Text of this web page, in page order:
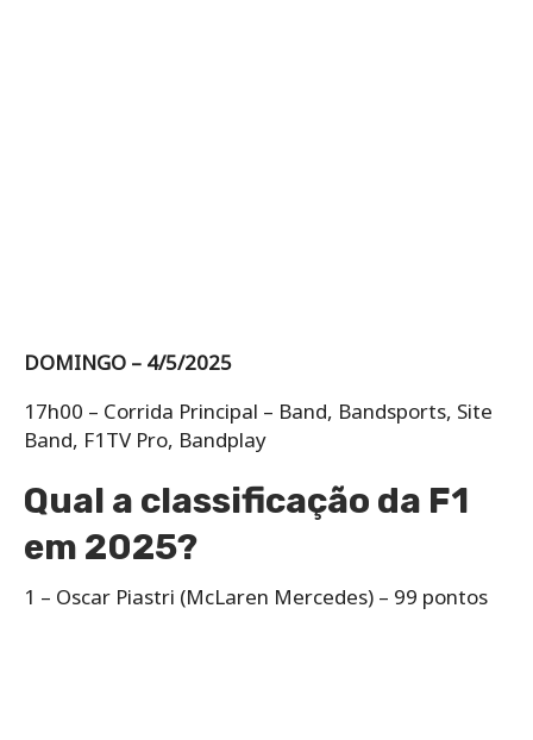
DOMINGO – 4/5/2025
17h00 – Corrida Principal – Band, Bandsports, Site
Band, F1TV Pro, Bandplay
Qual a classificação da F1
em 2025?
1 – Oscar Piastri (McLaren Mercedes) – 99 pontos